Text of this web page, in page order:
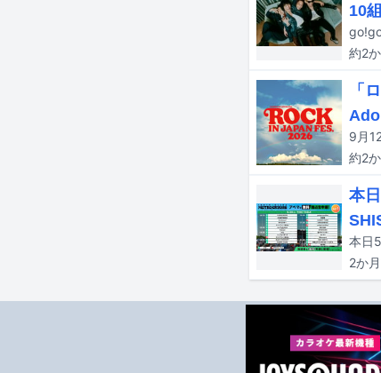
10
約2
「
約2
本
2か月